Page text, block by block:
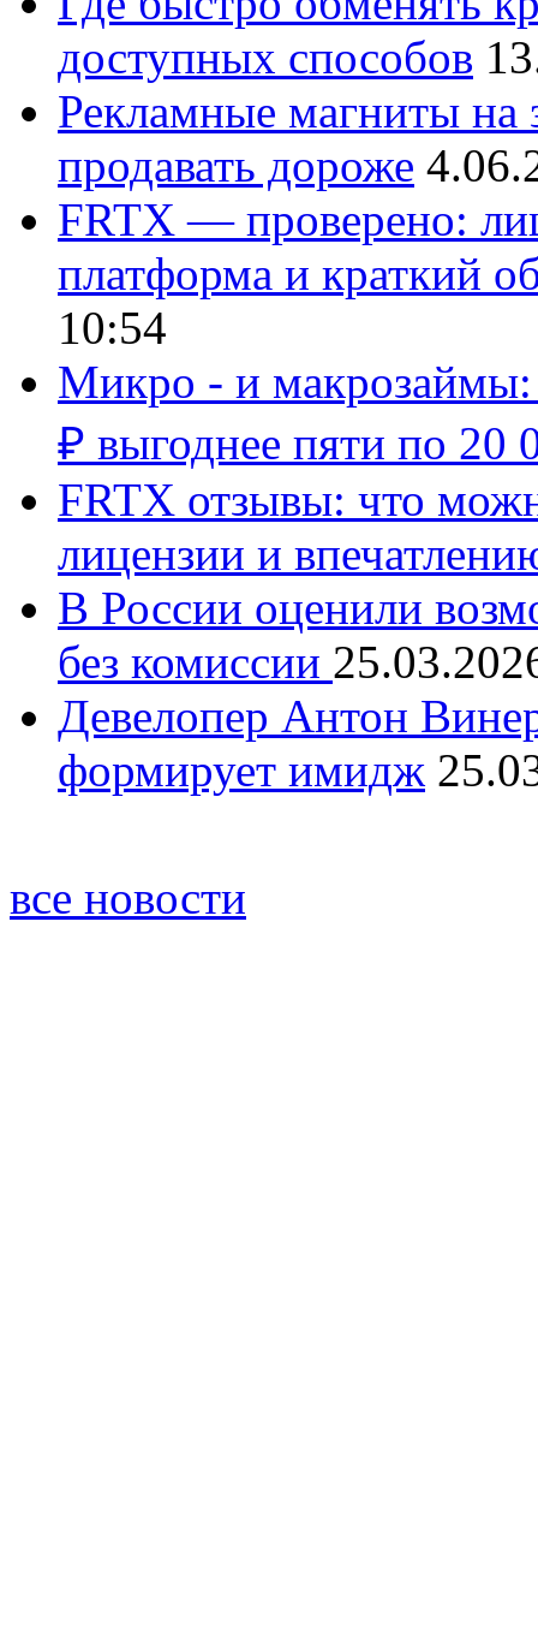
доступных способов
Рекламные магниты на
продавать дороже
FRTX — проверено:
платформа и краткий
10:54
Микро - и макрозаймы:
₽ выгоднее пяти по 20
FRTX отзывы: что
лицензии и
В России оценили
без комиссии
Девелопер Антон
формирует имидж
все новости